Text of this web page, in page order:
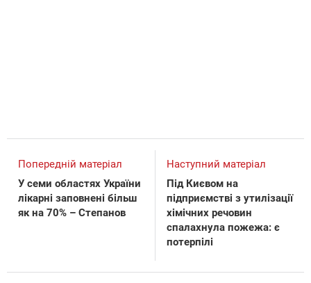
Попередній матеріал
У семи областях України
лікарні заповнені більш
як на 70% – Степанов
Наступний матеріал
Під Києвом на
підприємстві з утилізації
хімічних речовин
спалахнула пожежа: є
потерпілі